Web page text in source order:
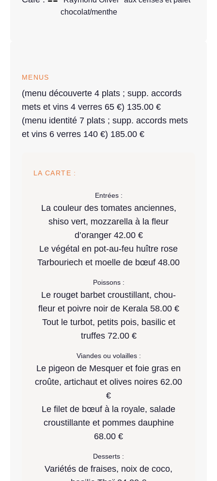
chocolat/menthe
MENUS
(menu découverte 4 plats ; supp. accords
mets et vins 4 verres 65 €) 135.00 €
(menu identité 7 plats ; supp. accords mets
et vins 6 verres 140 €) 185.00 €
LA CARTE :
Entrées :
La couleur des tomates anciennes,
shiso vert, mozzarella à la fleur
d’oranger 42.00 €
Le végétal en pot-au-feu huître rose
Tarbouriech et moelle de bœuf 48.00
Poissons :
Le rouget barbet croustillant, chou-
fleur et poivre noir de Kerala 58.00 €
Tout le turbot, petits pois, basilic et
truffes 72.00 €
Viandes ou volailles :
Le pigeon de Mesquer et foie gras en
croûte, artichaut et olives noires 62.00
€
Le filet de bœuf à la royale, salade
croustillante et pommes dauphine
68.00 €
Desserts :
Variétés de fraises, noix de coco,